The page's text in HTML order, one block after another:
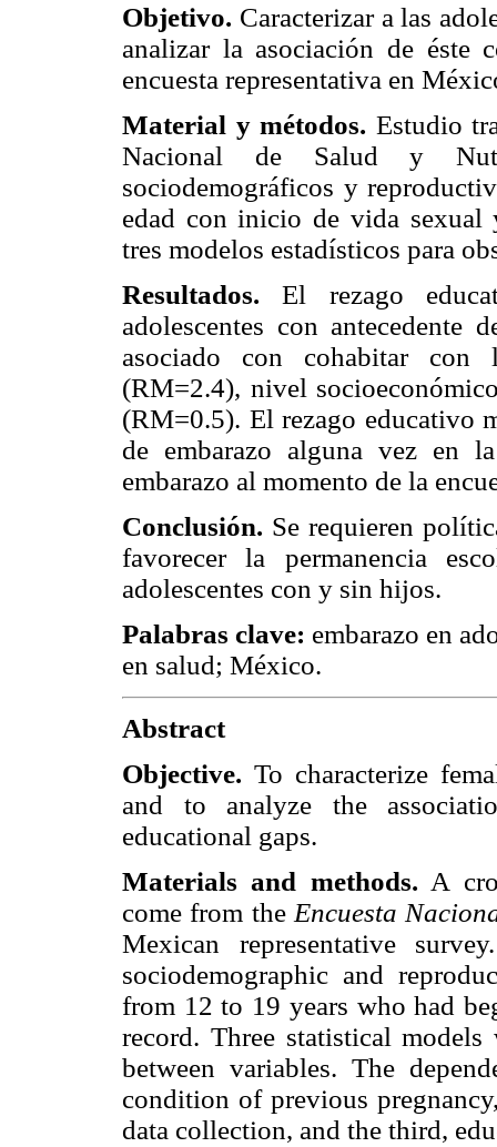
Objetivo. Caracterizar a las
analizar la asociación de éste
encuesta representativa en
Material y métodos. Estudio
Nacional de Salud y
sociodemográficos y
edad con inicio de vida sexual
tres modelos estadísticos para
Resultados. El rezago
adolescentes con antecedente
asociado con cohabitar con
(RM=2.4), nivel
(RM=0.5). El rezago educativo
de embarazo alguna vez en
embarazo al momento de la
Conclusión. Se requieren
favorecer la permanencia
adolescentes con y sin hijos.
Palabras clave: embarazo en
en salud; México.
Abstract
Objective. To characterize
and to analyze the
educational gaps.
Materials and methods. A
come from the Encuesta
Mexican representative
sociodemographic and
from 12 to 19 years who had
record. Three statistical
between variables. The
condition of previous
data collection, and the third,